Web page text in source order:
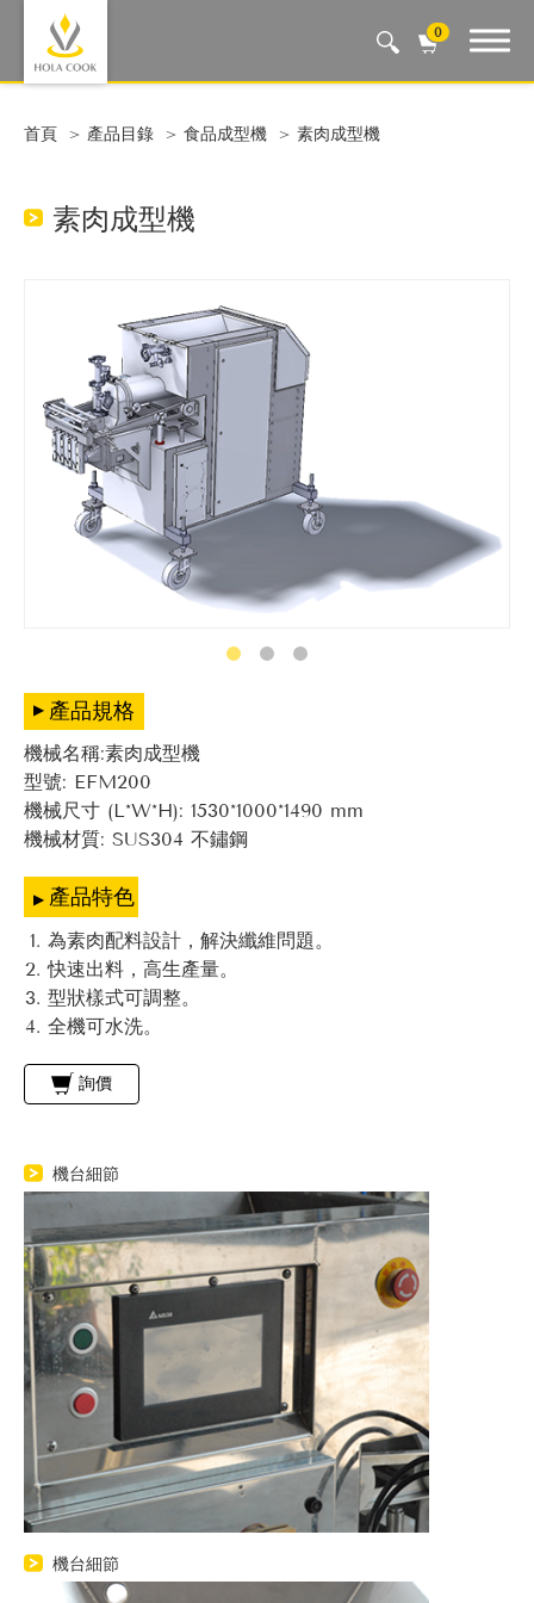
0
Auto Machine, Smart Life
首頁 產品目錄 食品成型機 素肉成型機
素肉成型機
產品規格
機械名稱:素肉成型機
型號: EFM200
機械尺寸 (L*W*H): 1530*1000*1490 mm
機械材質: SUS304 不鏽鋼
產品特色
為素肉配料設計，解決纖維問題。
快速出料，高生產量。
型狀樣式可調整。
全機可水洗。
詢價
機台細節
機台細節